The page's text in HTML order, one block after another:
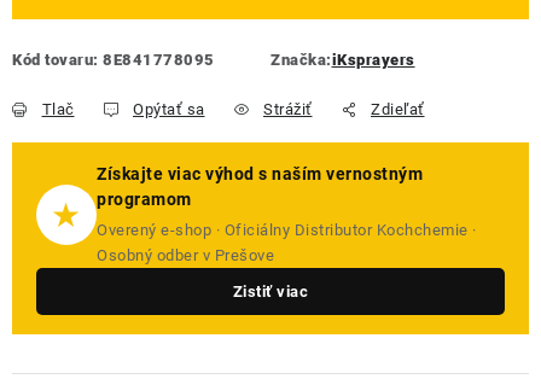
Kód tovaru: 8E841778095 Značka:iKsprayers
Tlač Opýtať sa Strážiť Zdieľať
★
Získajte viac výhod s naším vernostným
programom
Overený e-shop · Oficiálny Distributor Kochchemie ·
Osobný odber v Prešove
Zistiť viac